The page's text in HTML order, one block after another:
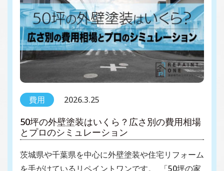
費用 2026.3.25
50坪の外壁塗装はいくら？広さ別の費用相場
とプロのシミュレーション
茨城県や千葉県を中心に外壁塗装や住宅リフォーム
を手がけているリペイントワンです。 「50坪の家